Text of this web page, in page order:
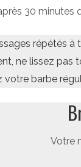
30 minutes
répétés à
ne lissez pas
barbe
Votre